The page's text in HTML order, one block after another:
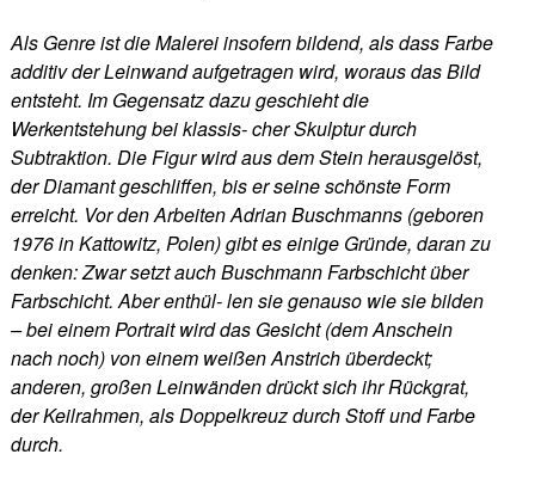
Als GenreistdieMalereiinsofernbildend, alsdass Farbe
additivderLeinwandaufgetragen wird, worausdasBild
entsteht. Im Gegensatzdazugeschiehtdie
Werkentstehungbeiklassis-cherSkulpturdurch
Subtraktion. Die Figur wirdausdemSteinherausgelöst,
der Diamantgeschliffen, biserseineschönste Form
erreicht. VordenArbeitenAdrianBuschmanns (geboren
1976inKattowitz, Polen)gibteseinige Gründe, daranzu
denken:ZwarsetztauchBuschmann Farbschichtüber
Farbschicht. Aberenthül-lensiegenauso wiesiebilden
–beieinem Portrait wirddas Gesicht (demAnschein
nachnoch) voneinem weißenAnstrichüberdeckt;
anderen, großenLeinwändendrücktsichihr Rückgrat,
derKeilrahmen, als DoppelkreuzdurchStoffund Farbe
durch.